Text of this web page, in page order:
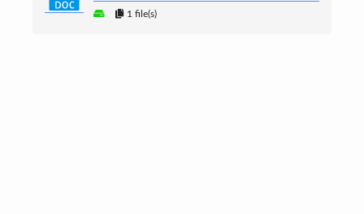
1 file(s)